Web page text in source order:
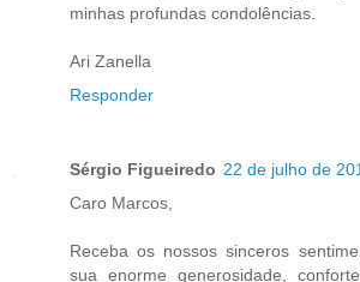
minhas profundas condolências.
Ari Zanella
Responder
Sérgio Figueiredo 22 de julho de
Caro Marcos,
Receba os nossos sinceros
sua enorme generosidade,